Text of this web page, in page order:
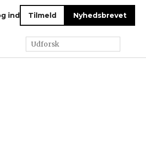
ind Tilmeld Nyhedsbrevet